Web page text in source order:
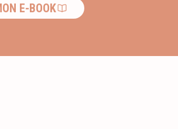
E-BOOK